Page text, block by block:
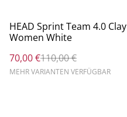
%
HEAD Sprint Team 4.0 Clay
Women White
70,00 €110,00 €
MEHR VARIANTEN VERFÜGBAR